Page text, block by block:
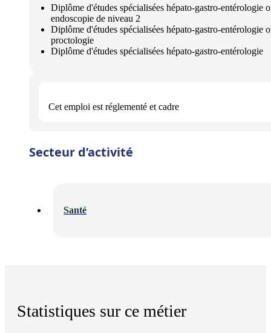
Diplôme d'études spécialisées hépato-gastro-entérologie
endoscopie de niveau 2
Diplôme d'études spécialisées hépato-gastro-entérologie
proctologie
Diplôme d'études spécialisées hépato-gastro-entérologie
Cet emploi estréglementé et cadre
Secteur d’activité
Santé
Statistiques sur ce métier